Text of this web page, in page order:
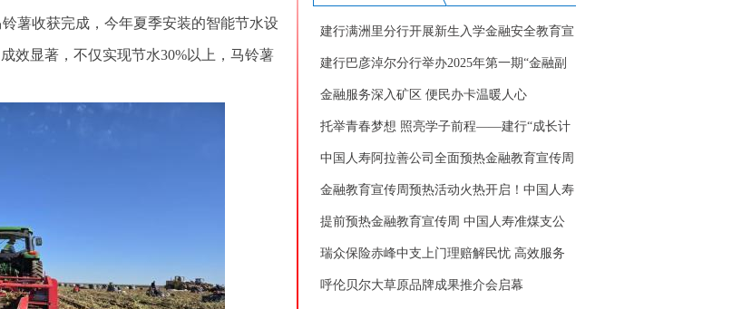
薯收获完成，今年夏季安装的智能节水设
效显著，不仅实现节水30%以上，马铃薯
建行满洲里分行开展新生入学金融安全教育宣
传活动
建行巴彦淖尔分行举办2025年第一期“金融副
村长”专题培训班
金融服务深入矿区 便民办卡温暖人心
托举青春梦想 照亮学子前程——建行“成长计
划”奖学金助力北疆学子扬帆起航
中国人寿阿拉善公司全面预热金融教育宣传周
金融教育宣传周预热活动火热开启！中国人寿
乌兰察布分公司提前行动做宣传
提前预热金融教育宣传周 中国人寿准煤支公
司在行动
瑞众保险赤峰中支上门理赔解民忧 高效服务
获赞誉
呼伦贝尔大草原品牌成果推介会启幕